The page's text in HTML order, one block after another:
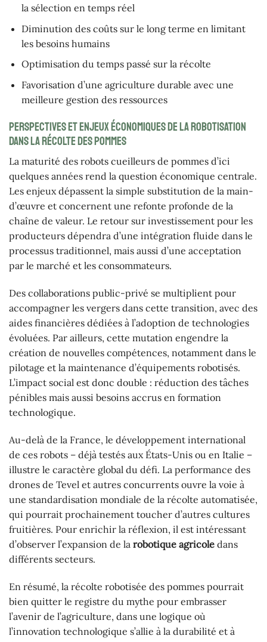
la sélection en temps réel
Diminution des coûts sur le long terme en limitant
les besoins humains
Optimisation du temps passé sur la récolte
Favorisation d’une agriculture durable avec une
meilleure gestion des ressources
Perspectives et enjeux économiques de la robotisation
dans la récolte des pommes
La maturité des robots cueilleurs de pommes d’ici
quelques années rend la question économique centrale.
Les enjeux dépassent la simple substitution de la main-
d’œuvre et concernent une refonte profonde de la
chaîne de valeur. Le retour sur investissement pour les
producteurs dépendra d’une intégration fluide dans le
processus traditionnel, mais aussi d’une acceptation
par le marché et les consommateurs.
Des collaborations public-privé se multiplient pour
accompagner les vergers dans cette transition, avec des
aides financières dédiées à l’adoption de technologies
évoluées. Par ailleurs, cette mutation engendre la
création de nouvelles compétences, notamment dans le
pilotage et la maintenance d’équipements robotisés.
L’impact social est donc double : réduction des tâches
pénibles mais aussi besoins accrus en formation
technologique.
Au-delà de la France, le développement international
de ces robots – déjà testés aux États-Unis ou en Italie –
illustre le caractère global du défi. La performance des
drones de Tevel et autres concurrents ouvre la voie à
une standardisation mondiale de la récolte automatisée,
qui pourrait prochainement toucher d’autres cultures
fruitières. Pour enrichir la réflexion, il est intéressant
d’observer l’expansion de la robotique agricole dans
différents secteurs.
En résumé, la récolte robotisée des pommes pourrait
bien quitter le registre du mythe pour embrasser
l’avenir de l’agriculture, dans une logique où
l’innovation technologique s’allie à la durabilité et à